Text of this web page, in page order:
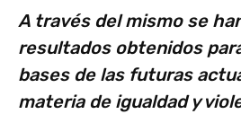
A través del mismo se
resultados obtenidos
bases de las futuras
materia de igualdad y